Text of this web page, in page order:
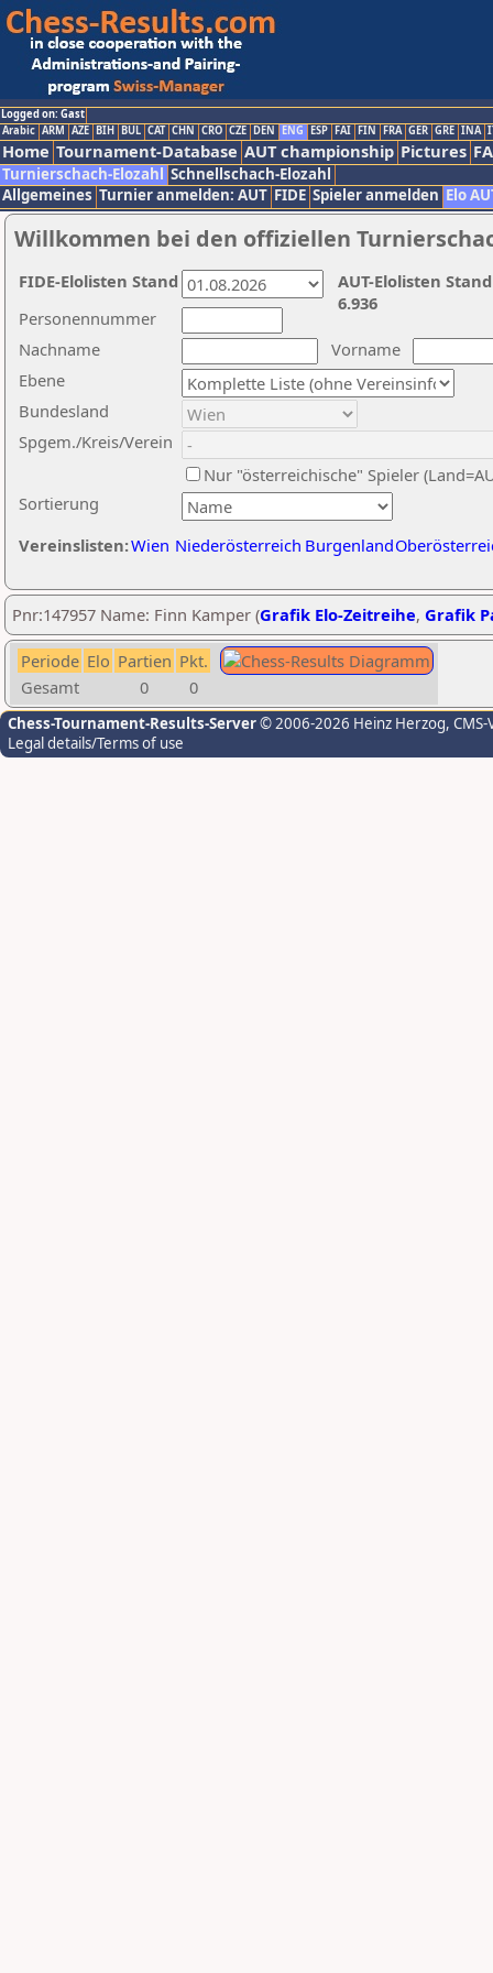
Logged on: Gast
Arabic ARM AZE BIH BUL CAT CHN CRO CZE DEN ENG ESP FAI FIN FRA GER GRE INA
Home Tournament-Database AUT championship Pictures
Turnierschach-Elozahl Schnellschach-Elozahl
Allgemeines Turnier anmelden: AUT FIDE Spieler anmelden Elo
Willkommen bei den offiziellen
Nachname
Vorname
Ebene
Sortierung
Personennummer
Bundesland
Spgem./Kreis/Verein
Nur "österreichische" Spieler
Vereinslisten:Wien Niederösterreich Burgenland
AUT-Elolisten
6.936
FIDE-Elolisten Stand
Pnr:147957 Name: Finn Kamper (Grafik Elo-Zeitreihe, Grafik
Periode Elo Partien Pkt.
Gesamt
0 0
Chess-Tournament-Results-Server© 2006-2026 Heinz Herzog,
Legal details/Terms of use